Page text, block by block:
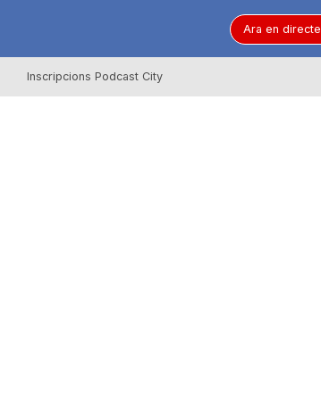
Ara en directe
Inscripcions Podcast City